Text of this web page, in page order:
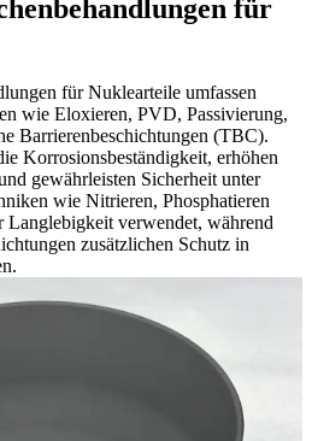
für
für Nuklearteile umfassen
wie Eloxieren, PVD, Passivierung,
Barrierenbeschichtungen (TBC).
Korrosionsbeständigkeit, erhöhen
gewährleisten Sicherheit unter
wie Nitrieren, Phosphatieren
verwendet, während
zusätzlichen Schutz in